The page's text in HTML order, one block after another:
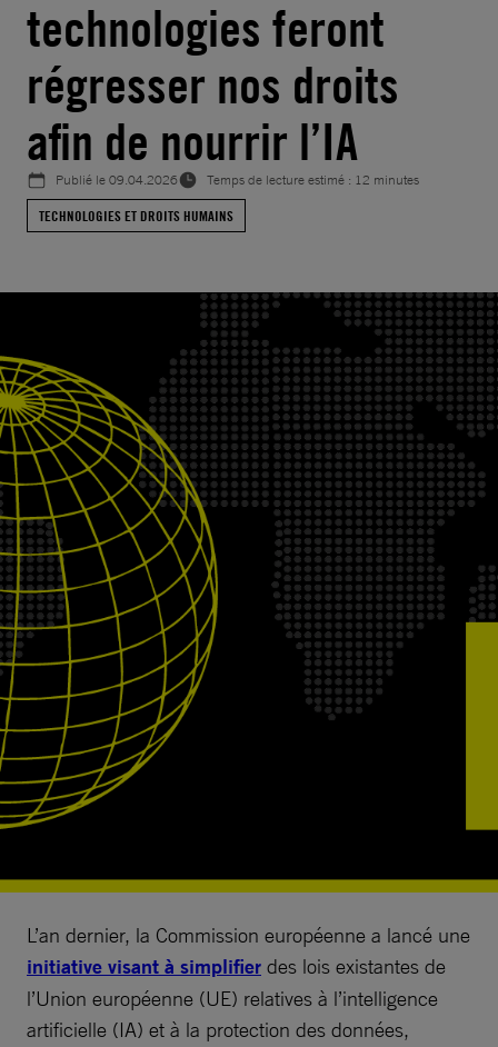
technologies feront
régresser nos droits
afin de nourrir l’IA
Publié le09.04.2026
Temps de lecture estimé : 12 minutes
TECHNOLOGIES ET DROITS HUMAINS
L’an dernier, la Commission européenne a lancé une
initiative visant à simplifier des lois existantes de
l’Union européenne (UE) relatives à l’intelligence
artificielle (IA) et à la protection des données,